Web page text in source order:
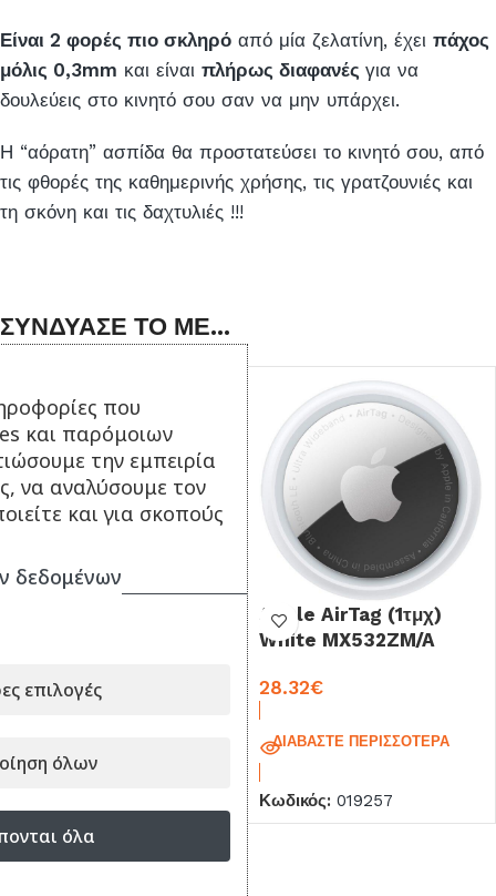
Είναι 2 φορές πιο σκληρό από μία ζελατίνη, έχει πάχος
μόλις 0,3mm και είναι πλήρως διαφανές για να
δουλεύεις στο κινητό σου σαν να μην υπάρχει.
Η “αόρατη” ασπίδα θα προστατεύσει το κινητό σου, από
τις φθορές της καθημερινής χρήσης, τις γρατζουνιές και
τη σκόνη και τις δαχτυλιές !!!
ΣΥΝΔΥΑΣΕ ΤΟ ΜΕ...
9.90€
Κωδικός:DR698507
Apple AirTag (1τμχ)
White MX532ZM/A
28.32€
ΔΙΑΒΆΣΤΕ ΠΕΡΙΣΣΌΤΕΡΑ
Κωδικός: 019257
που
και παρόμοιων
την εμπειρία
να αναλύσουμε τον
και για σκοπούς
δεδομένων
επιλογές
όλων
όλα